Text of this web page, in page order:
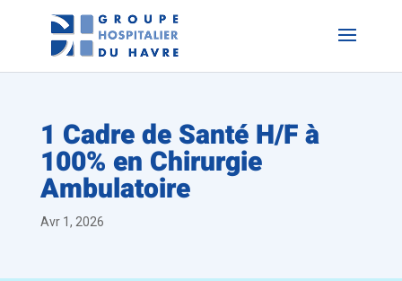
1 Cadre de Santé H/F à
100% en Chirurgie
Ambulatoire
Avr 1, 2026